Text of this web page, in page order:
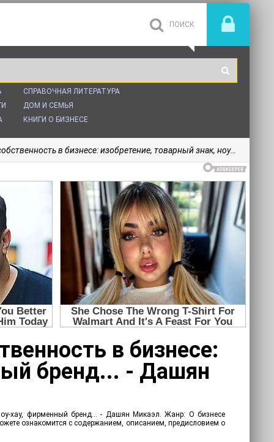
СПРАВОЧНАЯ ЛИТЕРАТУРА
ДОМ И СЕМЬЯ
КНИГИ О БИЗНЕСЕ
в бизнесе: изобретение, товарный знак, ноу-хау, фирменный бренд... - Дашян Микаэл
в бизнесе:
бренд... - Дашян
ноу-хау, фирменный бренд... - Дашян Микаэл. Жанр: О бизнесе
ознакомится с содержанием, описанием, предисловием о